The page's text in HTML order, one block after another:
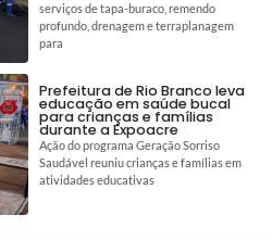
serviços de tapa-buraco, remendo
profundo, drenagem e terraplanagem
para
Prefeitura de Rio Branco leva
educação em saúde bucal
para crianças e famílias
durante a Expoacre
Ação do programa Geração Sorriso
Saudável reuniu crianças e famílias em
atividades educativas